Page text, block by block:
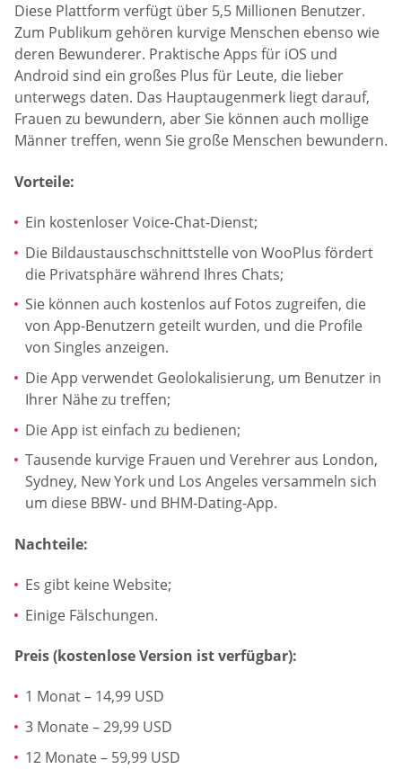
Diese Plattform verfügt über 5,5 Millionen Benutzer.
Zum Publikum gehören kurvige Menschen ebenso wie
deren Bewunderer. Praktische Apps für iOS und
Android sind ein großes Plus für Leute, die lieber
unterwegs daten. Das Hauptaugenmerk liegt darauf,
Frauen zu bewundern, aber Sie können auch mollige
Männer treffen, wenn Sie große Menschen bewundern.
Vorteile:
Ein kostenloser Voice-Chat-Dienst;
Die Bildaustauschschnittstelle von WooPlus fördert
die Privatsphäre während Ihres Chats;
Sie können auch kostenlos auf Fotos zugreifen, die
von App-Benutzern geteilt wurden, und die Profile
von Singles anzeigen.
Die App verwendet Geolokalisierung, um Benutzer in
Ihrer Nähe zu treffen;
Die App ist einfach zu bedienen;
Tausende kurvige Frauen und Verehrer aus London,
Sydney, New York und Los Angeles versammeln sich
um diese BBW- und BHM-Dating-App.
Nachteile:
Es gibt keine Website;
Einige Fälschungen.
Preis (kostenlose Version ist verfügbar):
1 Monat – 14,99 USD
3 Monate – 29,99 USD
12 Monate – 59,99 USD